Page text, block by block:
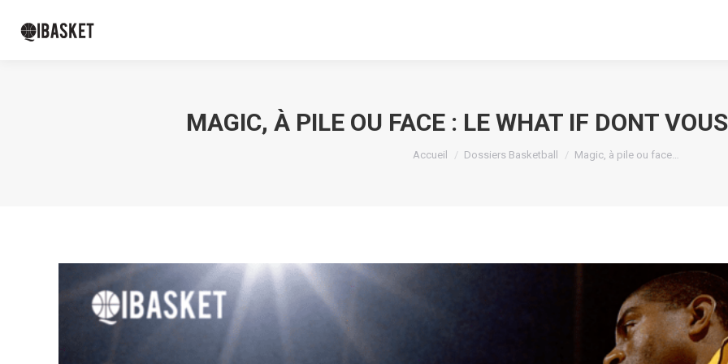
MAGIC, À PILE OU FACE : LE WHAT IF DONT
Vous êtes ici :
Accueil Dossiers Basketball Magic, à pile ou face…